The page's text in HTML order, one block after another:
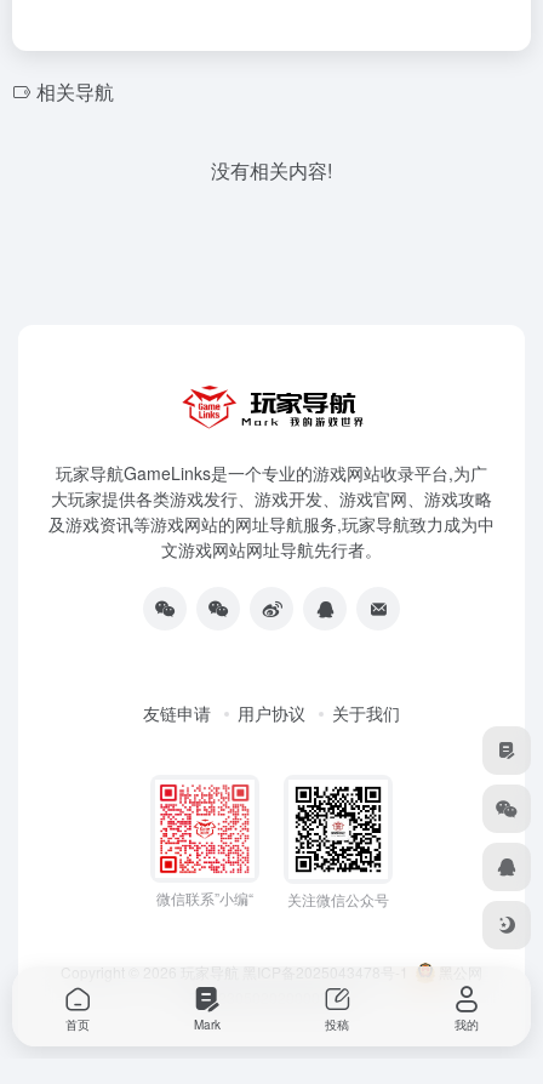
相关导航
没有相关内容!
玩家导航GameLinks是一个专业的游戏网站收录平台,为广
大玩家提供各类游戏发行、游戏开发、游戏官网、游戏攻略
及游戏资讯等游戏网站的网址导航服务,玩家导航致力成为中
文游戏网站网址导航先行者。
友链申请 用户协议 关于我们
微信联系”小编“ 关注微信公众号
Copyright © 2026 玩家导航 黑ICP备2025043478号-1
黑公网
安备23050202000033号
首页 Mark 投稿 我的